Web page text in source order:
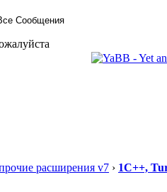
расширения v7 › 1С++,